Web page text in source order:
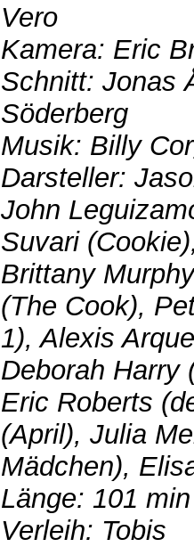
Vero
Kamera: Eric
Schnitt: Jonas
Söderberg
Musik: Billy
Darsteller:
John
Suvari
Brittany
(The Cook),
1), Alexis
Deborah Harry
Eric Roberts
(April), Julia
Mädchen),
Länge: 101 min
Verleih: Tobis